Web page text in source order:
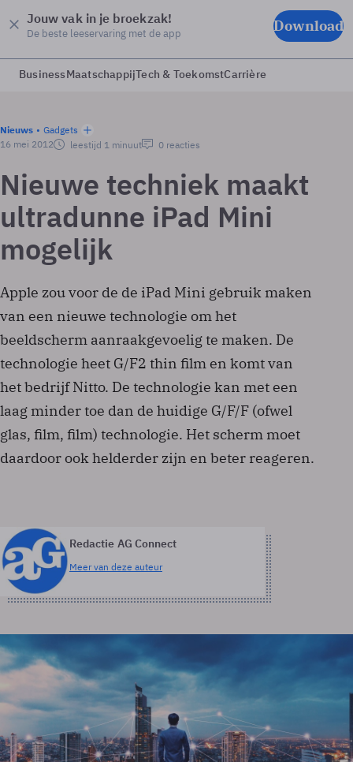
Jouw vak in je broekzak!
De beste leeservaring met de app Download
BusinessMaatschappijTech & ToekomstCarrière
Nieuws
Gadgets
16 mei 2012
leestijd 1 minuut 0 reacties
Nieuwe techniek maakt
ultradunne iPad Mini
mogelijk
Apple zou voor de de iPad Mini gebruik maken
van een nieuwe technologie om het
beeldscherm aanraakgevoelig te maken. De
technologie heet G/F2 thin film en komt van
het bedrijf Nitto. De technologie kan met een
laag minder toe dan de huidige G/F/F (ofwel
glas, film, film) technologie. Het scherm moet
daardoor ook helderder zijn en beter reageren.
Redactie AG Connect
Meer van deze auteur